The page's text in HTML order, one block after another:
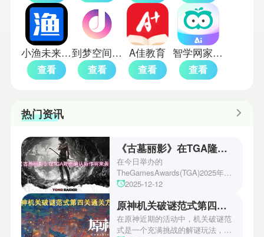
小渔未来校园
查看
到梦空间管理系统
查看
A佳教育
查看
智学网家长版
查看
热门资讯
《古墓丽影》在TGA隆重确认新作将来袭！
在今日举办的
TheGamesAwards(TGA)2025年度
游戏颁奖典礼中，古墓丽影系列公
场资讯让众多玩家们都非常期待！
本次官方也宣布游戏将于2027年登
陆PS5、Xbox以及PC平台！有兴
2025-12-12
原神机关破谜范式第四关通关方法
在原神近期的活动中，机关破谜范
式是一个充满挑战的解谜玩法，其